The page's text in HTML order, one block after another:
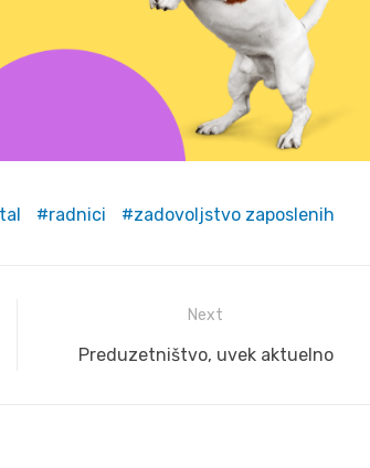
radnici zadovoljstvo zaposlenih
Next
Next
Preduzetništvo, uvek aktuelno